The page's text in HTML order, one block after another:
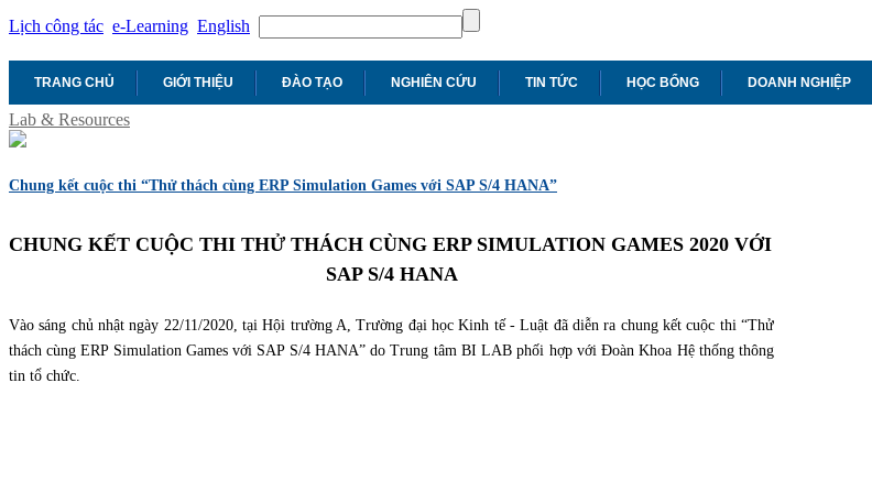
Lịch công tác e-Learning English
TRANG CHỦ GIỚI THIỆU ĐÀO TẠO NGHIÊN CỨU TIN TỨC HỌC BỔNG DOANH NGHIỆP
Lab & Resources
Chung kết cuộc thi “Thử thách cùng ERP Simulation Games với SAP S/4 HANA”
CHUNG KẾT CUỘC THI THỬ THÁCH CÙNG ERP SIMULATION GAMES 2020 VỚI
SAP S/4 HANA
Vào sáng chủ nhật ngày 22/11/2020, tại Hội trường A, Trường đại học Kinh tế - Luật đã diễn ra chung kết cuộc thi “Thử
thách cùng ERP Simulation Games với SAP S/4 HANA” do Trung tâm BI LAB phối hợp với Đoàn Khoa Hệ thống thông
tin tổ chức.